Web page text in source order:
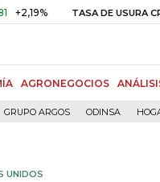
TASA DE USURA CRÉDITO
AGRONEGOCIOS
GRUPO ARGOS ODINSA
UNIDOS